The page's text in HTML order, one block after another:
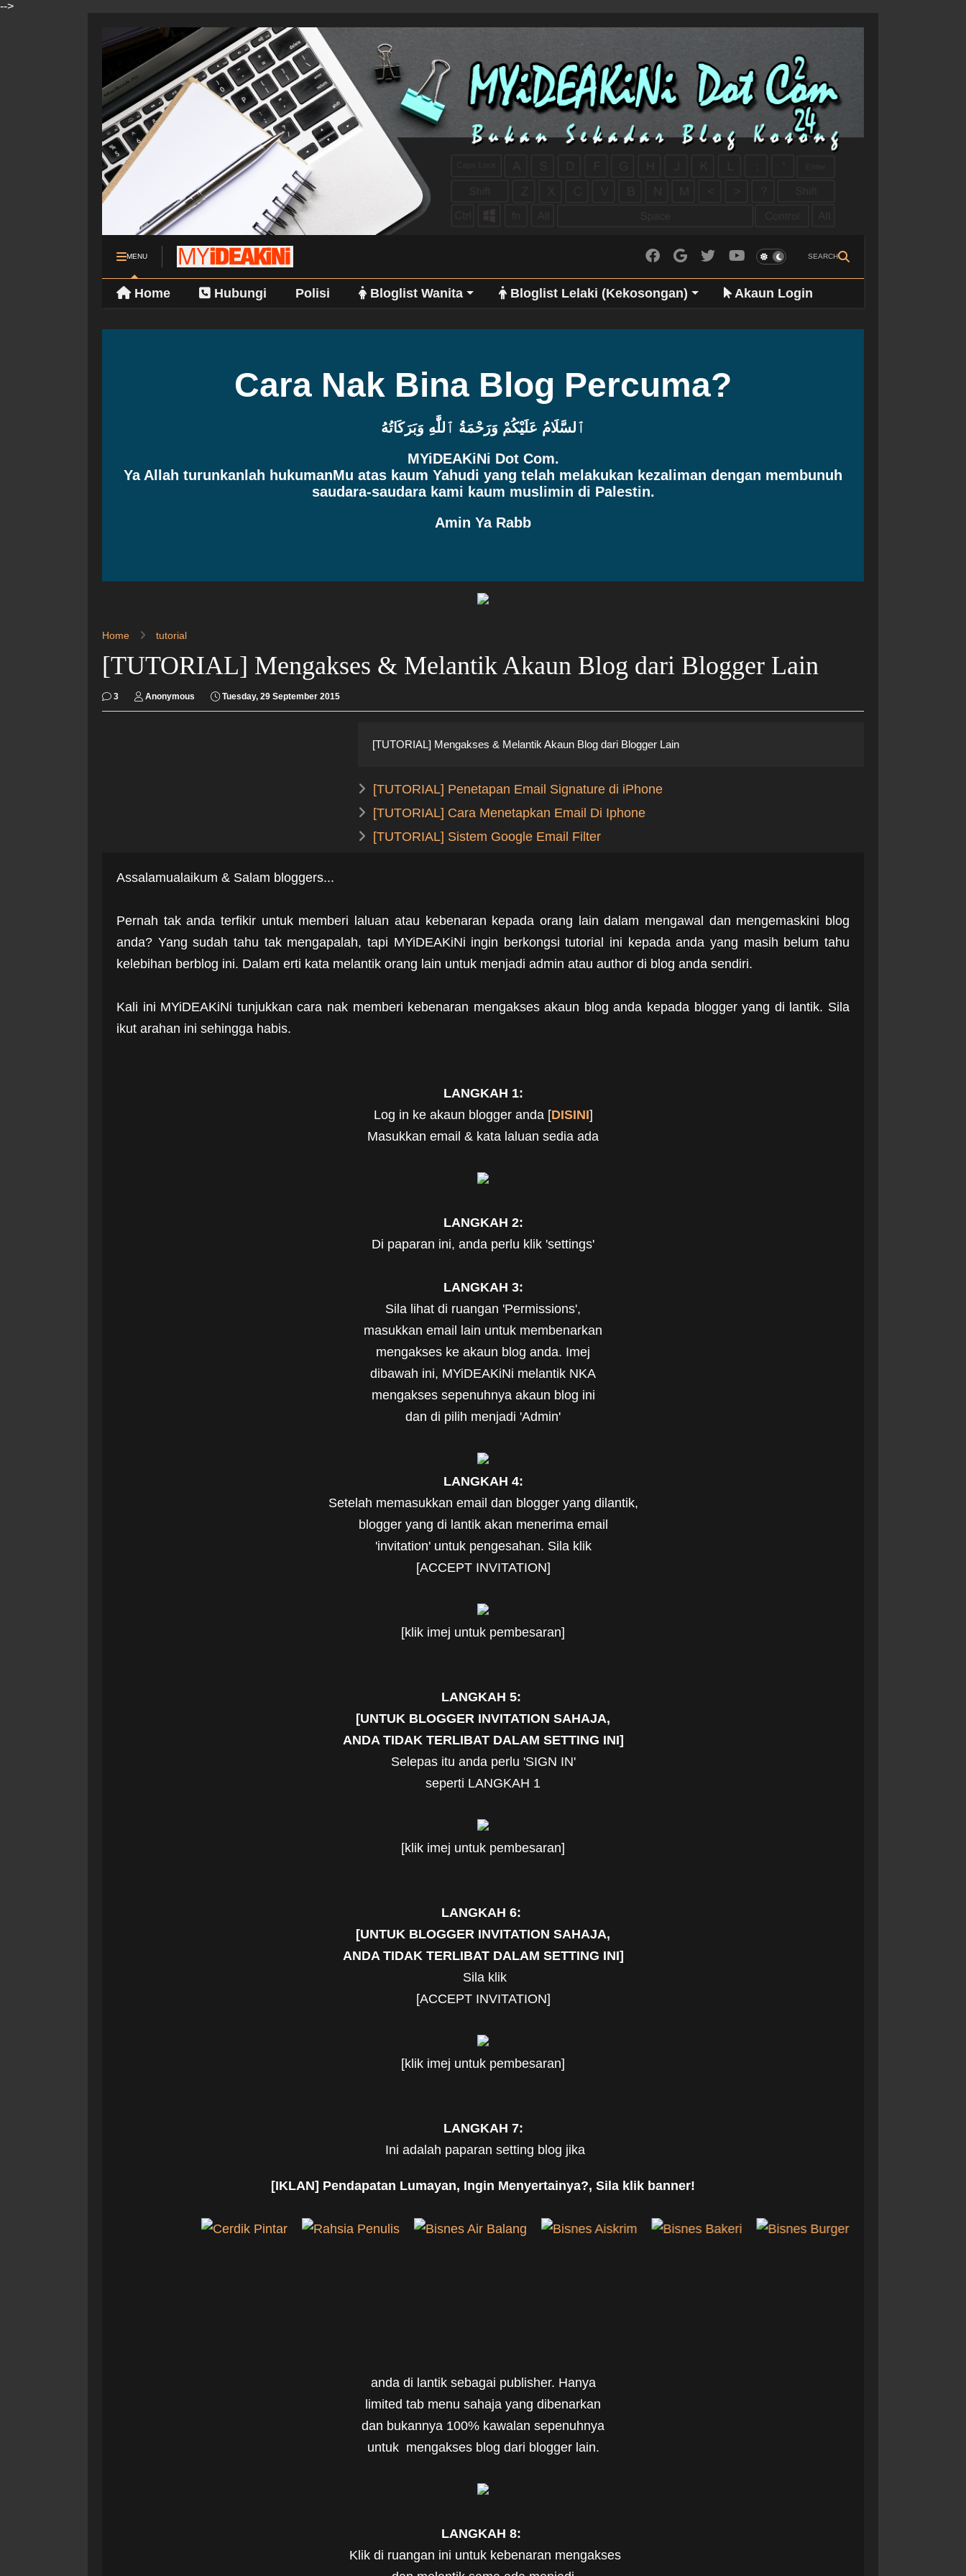
-->
MENU SEARCH
Home Hubungi Polisi Bloglist Wanita Bloglist Lelaki (Kekosongan) Akaun Login
Cara Nak Bina Blog Percuma?
ٱلسَّلَامُ عَلَيْكُمْ وَرَحْمَةُ ٱللَّٰهِ وَبَرَكَاتُهُ
MYiDEAKiNi Dot Com.
Ya Allah turunkanlah hukumanMu atas kaum Yahudi yang telah melakukan kezaliman dengan membunuh
saudara-saudara kami kaum muslimin di Palestin.
Amin Ya Rabb
Home tutorial
[TUTORIAL] Mengakses & Melantik Akaun Blog dari Blogger Lain
3 Anonymous Tuesday, 29 September 2015
[TUTORIAL] Mengakses & Melantik Akaun Blog dari Blogger Lain
[TUTORIAL] Penetapan Email Signature di iPhone
[TUTORIAL] Cara Menetapkan Email Di Iphone
[TUTORIAL] Sistem Google Email Filter
Assalamualaikum & Salam bloggers...
Pernah tak anda terfikir untuk memberi laluan atau kebenaran kepada orang lain dalam mengawal dan mengemaskini blog
anda? Yang sudah tahu tak mengapalah, tapi MYiDEAKiNi ingin berkongsi tutorial ini kepada anda yang masih belum tahu
kelebihan berblog ini. Dalam erti kata melantik orang lain untuk menjadi admin atau author di blog anda sendiri.
Kali ini MYiDEAKiNi tunjukkan cara nak memberi kebenaran mengakses akaun blog anda kepada blogger yang di lantik. Sila
ikut arahan ini sehingga habis.
LANGKAH 1:
Log in ke akaun blogger anda [DISINI]
Masukkan email & kata laluan sedia ada
LANGKAH 2:
Di paparan ini, anda perlu klik 'settings'
LANGKAH 3:
Sila lihat di ruangan 'Permissions',
masukkan email lain untuk membenarkan
mengakses ke akaun blog anda. Imej
dibawah ini, MYiDEAKiNi melantik NKA
mengakses sepenuhnya akaun blog ini
dan di pilih menjadi 'Admin'
LANGKAH 4:
Setelah memasukkan email dan blogger yang dilantik,
blogger yang di lantik akan menerima email
'invitation' untuk pengesahan. Sila klik
[ACCEPT INVITATION]
[klik imej untuk pembesaran]
LANGKAH 5:
[UNTUK BLOGGER INVITATION SAHAJA,
ANDA TIDAK TERLIBAT DALAM SETTING INI]
Selepas itu anda perlu 'SIGN IN'
seperti LANGKAH 1
[klik imej untuk pembesaran]
LANGKAH 6:
[UNTUK BLOGGER INVITATION SAHAJA,
ANDA TIDAK TERLIBAT DALAM SETTING INI]
Sila klik
[ACCEPT INVITATION]
[klik imej untuk pembesaran]
LANGKAH 7:
Ini adalah paparan setting blog jika
[IKLAN] Pendapatan Lumayan, Ingin Menyertainya?, Sila klik banner!
anda di lantik sebagai publisher. Hanya
limited tab menu sahaja yang dibenarkan
dan bukannya 100% kawalan sepenuhnya
untuk mengakses blog dari blogger lain.
LANGKAH 8:
Klik di ruangan ini untuk kebenaran mengakses